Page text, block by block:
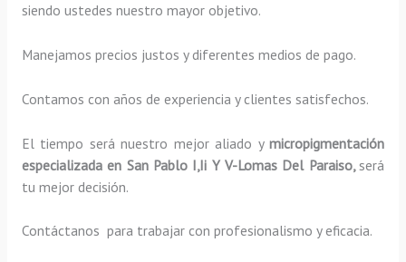
siendo ustedes nuestro mayor objetivo.
Manejamos precios justos y diferentes medios de pago.
Contamos con años de experiencia y clientes satisfechos.
El tiempo será nuestro mejor aliado ymicropigmentación
especializadaen San Pablo I,Ii Y V-Lomas Del Paraiso, será
tu mejor decisión.
Contáctanos para trabajar con profesionalismo y eficacia.